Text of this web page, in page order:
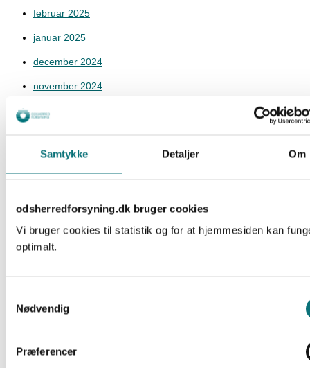
Samtykke Detaljer Om
odsherredforsyning.dk bruger cookies
Vi bruger cookies til statistik og for at hjemmesiden kan
optimalt.
Nødvendig
Præferencer
februar 2025
januar 2025
december 2024
november 2024
oktober 2024
august 2024
juni 2024
maj 2024
februar 2024
december 2023